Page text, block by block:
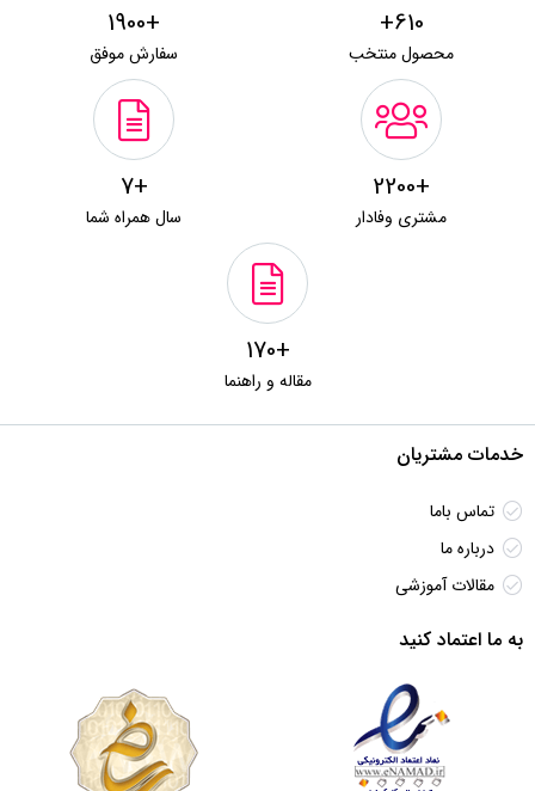
610+
محصول منتخب
+1900
سفارش موفق
+2200
مشتری وفادار
+7
سال همراه شما
+170
مقاله و راهنما
خدمات مشتریان
تماس باما
درباره ما
مقالات آموزشی
به ما اعتماد کنید